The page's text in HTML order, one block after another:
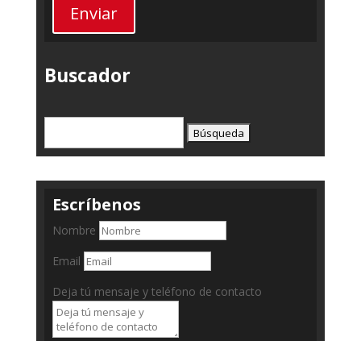
Enviar
Buscador
Escríbenos
Nombre
Email
Deja tú mensaje y teléfono de contacto